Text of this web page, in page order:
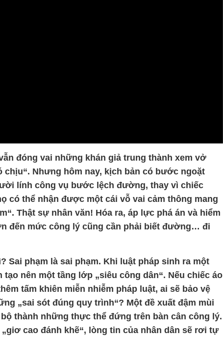
đóng vai những khán giả trung thành xem vở
chịu“. Nhưng hôm nay, kịch bản có bước ngoặt
lính công vụ bước lệch đường, thay vì chiếc
có thể nhận được một cái vỗ vai cảm thông mang
Thật sự nhân văn! Hóa ra, áp lực phá án và hiểm
đến mức công lý cũng cần phải biết đường… đi
Sai phạm là sai phạm. Khi luật pháp sinh ra một
tạo nên một tầng lớp „siêu công dân“. Nếu chiếc áo
tấm khiên miễn nhiễm pháp luật, ai sẽ bảo vệ
„sai sót đúng quy trình“? Một đề xuất đậm mùi
thành những thực thể đứng trên bàn cân công lý.
cao đánh khẽ“, lòng tin của nhân dân sẽ rơi tự